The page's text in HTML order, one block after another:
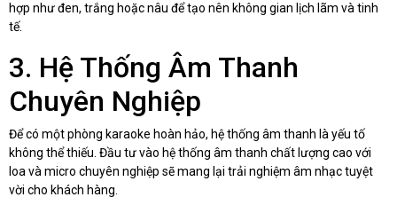
hợp như đen, trắng hoặc nâu để tạo nên không gian lịch lãm và tinh
tế.
3. Hệ Thống Âm Thanh
Chuyên Nghiệp
Để có một phòng karaoke hoàn hảo, hệ thống âm thanh là yếu tố
không thể thiếu. Đầu tư vào hệ thống âm thanh chất lượng cao với
loa và micro chuyên nghiệp sẽ mang lại trải nghiệm âm nhạc tuyệt
vời cho khách hàng.